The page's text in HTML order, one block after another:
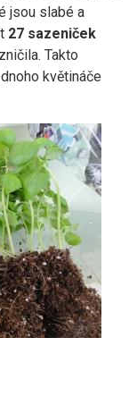
jsou slabé a
27 sazeniček
Takto
květináče